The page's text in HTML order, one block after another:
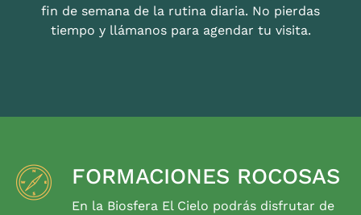
fin de semana de la rutina diaria. No pierdas
tiempo y llámanos para agendar tu visita.
FORMACIONES ROCOSAS
En la Biosfera El Cielo podrás disfrutar de